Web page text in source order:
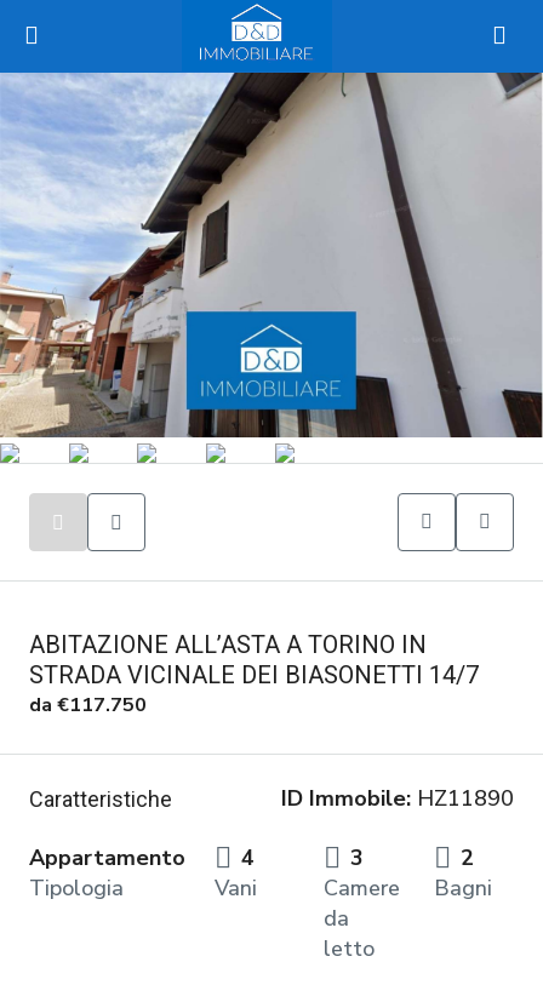
ABITAZIONE ALL’ASTA A TORINO IN
STRADA VICINALE DEI BIASONETTI 14/7
da €117.750
Caratteristiche ID Immobile: HZ11890
Appartamento
Tipologia
4
Vani
3
Camere
da
letto
2
Bagni